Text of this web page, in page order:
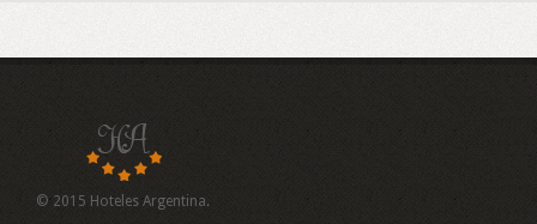
© 2015 Hoteles Argentina.